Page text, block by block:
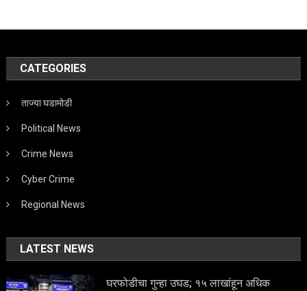
CATEGORIES
ताज्या घडामोडी
Political News
Crime News
Cyber Crime
Regional News
LATEST NEWS
घरफोडीचा गुन्हा उघड; १५ लाखांहून अधिक